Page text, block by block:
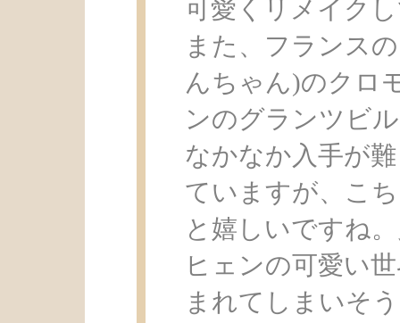
可愛くリメイク
また、フランス
んちゃん)のクロ
ンのグランツビ
なかなか入手が
ていますが、こ
と嬉しいですね
ヒェンの可愛い
まれてしまいそ